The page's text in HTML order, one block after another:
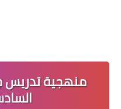
منهجية تدريس